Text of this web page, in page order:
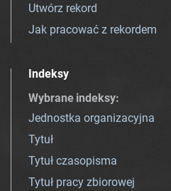
Utwórz rekord
Jak pracować z rekordem
Indeksy
Wybrane indeksy:
Jednostka organizacyjna
Tytuł
Tytuł czasopisma
Tytuł pracy zbiorowej